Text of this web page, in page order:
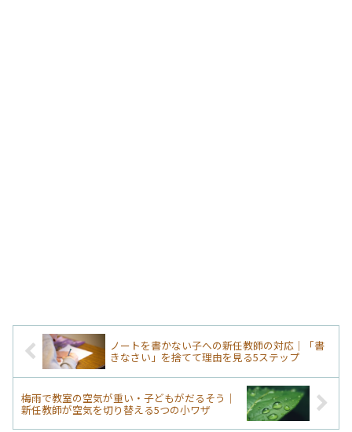
ノートを書かない子への新任教師の対応｜「書
きなさい」を捨てて理由を見る5ステップ
梅雨で教室の空気が重い・子どもがだるそう｜
新任教師が空気を切り替える5つの小ワザ